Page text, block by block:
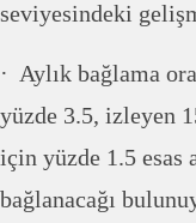
seviyesindeki
· Aylık bağlama
yüzde 3.5, izleyen
için yüzde 1.5 esas
bağlanacağı